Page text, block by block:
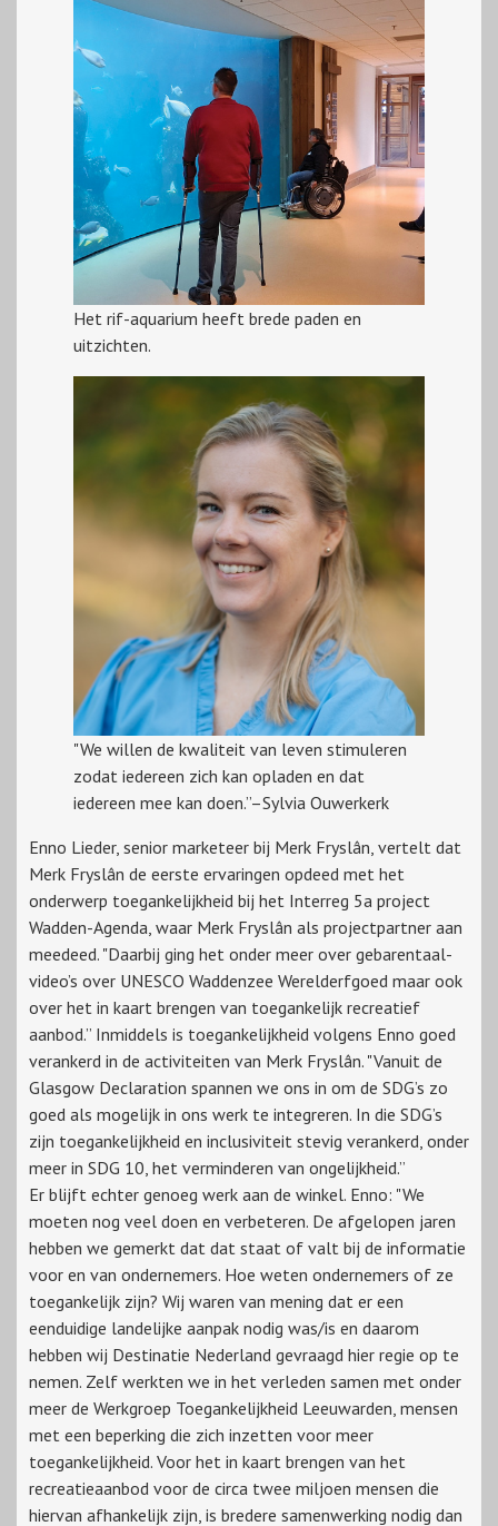
Het rif-aquarium heeft brede paden en
uitzichten.
"We willen de kwaliteit van leven stimuleren
zodat iedereen zich kan opladen en dat
iedereen mee kan doen.”–Sylvia Ouwerkerk
Enno Lieder, senior marketeer bij Merk Fryslân, vertelt dat
Merk Fryslân de eerste ervaringen opdeed met het
onderwerp toegankelijkheid bij het Interreg 5a project
Wadden-Agenda, waar Merk Fryslân als projectpartner aan
meedeed. "Daarbij ging het onder meer over gebarentaal-
video’s over UNESCO Waddenzee Werelderfgoed maar ook
over het in kaart brengen van toegankelijk recreatief
aanbod.” Inmiddels is toegankelijkheid volgens Enno goed
verankerd in de activiteiten van Merk Fryslân. "Vanuit de
Glasgow Declaration spannen we ons in om de SDG’s zo
goed als mogelijk in ons werk te integreren. In die SDG’s
zijn toegankelijkheid en inclusiviteit stevig verankerd, onder
meer in SDG 10, het verminderen van ongelijkheid.”
Er blijft echter genoeg werk aan de winkel. Enno: "We
moeten nog veel doen en verbeteren. De afgelopen jaren
hebben we gemerkt dat dat staat of valt bij de informatie
voor en van ondernemers. Hoe weten ondernemers of ze
toegankelijk zijn? Wij waren van mening dat er een
eenduidige landelijke aanpak nodig was/is en daarom
hebben wij Destinatie Nederland gevraagd hier regie op te
nemen. Zelf werkten we in het verleden samen met onder
meer de Werkgroep Toegankelijkheid Leeuwarden, mensen
met een beperking die zich inzetten voor meer
toegankelijkheid. Voor het in kaart brengen van het
recreatieaanbod voor de circa twee miljoen mensen die
hiervan afhankelijk zijn, is bredere samenwerking nodig dan